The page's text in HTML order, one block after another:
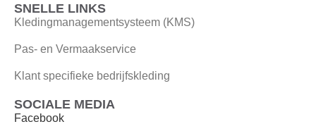
SNELLE LINKS
Kledingmanagementsysteem (KMS)
Pas- en Vermaakservice
Klant specifieke bedrijfskleding
SOCIALE MEDIA
Facebook